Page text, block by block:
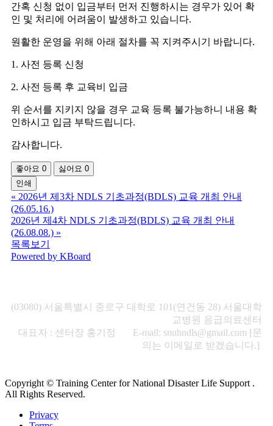
간혹 신청 없이 입금부터 먼저 진행하시는 경우가 있어 확
인 및 처리에 어려움이 발생하고 있습니다.
원활한 운영을 위해 아래 절차를 꼭 지켜주시기 바랍니다.
1. 사전 등록 신청
2. 사전 등록 후 교육비 입금
위 순서를 지키지 않을 경우 교육 등록 불가능하니 내용 확
인하시고 입금 부탁드립니다.
감사합니다.
좋아요 0 싫어요 0
인쇄
« 2026년 제3차 NDLS 기초과정(BDLS) 교육 개최 안내
(26.05.16.)
2026년 제4차 NDLS 기초과정(BDLS) 교육 개최 안내
(26.08.08.) »
목록보기
Powered by KBoard
(03080) 서울특별시 종로구 대학로 101(연건동 28) 서울대학
교병원 응급의료센터
대표자 : 센터장 홍기정 E-mail: snuhndls@gmail.com [문
의는 이메일로 받겠습니다.]
Copyright © Training Center for National Disaster Life Support .
All Rights Reserved.
Privacy